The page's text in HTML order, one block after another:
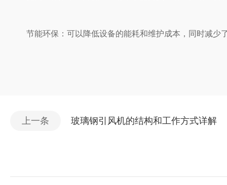
节能环保：可以降低设备的能耗和维护成本，同时减少了
上一条 玻璃钢引风机的结构和工作方式详解